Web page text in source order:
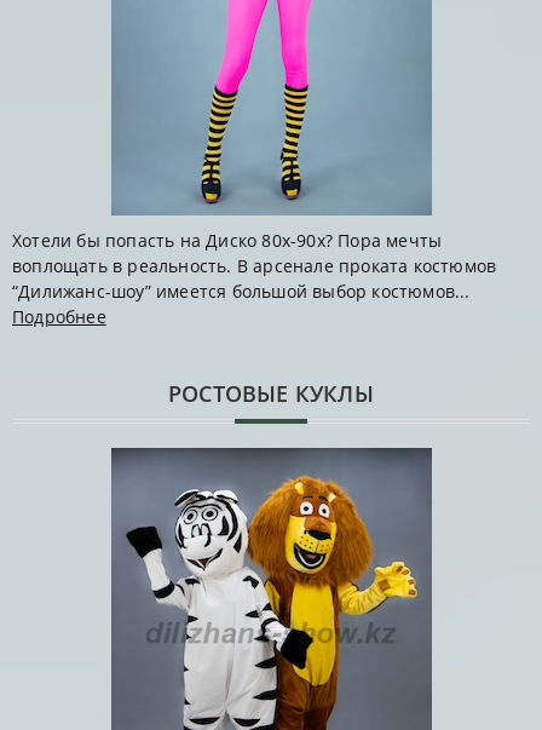
Хотели бы попасть на Диско 80х-90х? Пора мечты
воплощать в реальность. В арсенале проката костюмов
“Дилижанс-шоу” имеется большой выбор костюмов...
Подробнее
РОСТОВЫЕ КУКЛЫ